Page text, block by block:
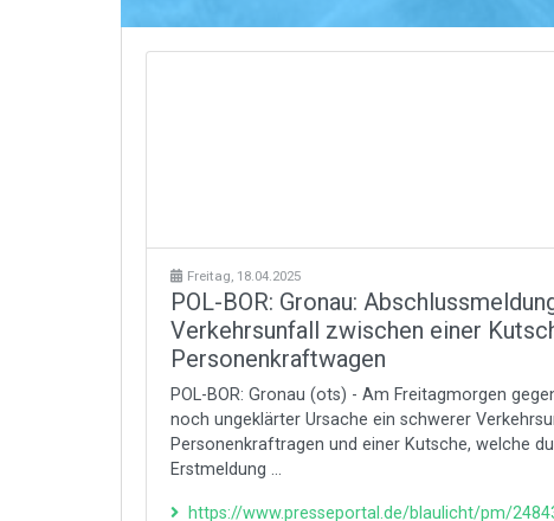
Freitag, 18.04.2025
POL-BOR: Gronau:
Verkehrsunfall zwischen einer
Personenkraftwagen
POL-BOR: Gronau (ots) - Am Freitagmorgen
noch ungeklärter Ursache ein schwerer
Personenkraftragen und einer Kutsche, welche
Erstmeldung ...
https://www.presseportal.de/blaulicht/pm/